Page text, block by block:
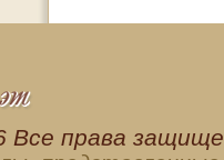
Все права